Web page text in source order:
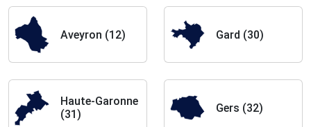
Aveyron (12) Gard (30)
Haute-Garonne
(31)
Gers (32)